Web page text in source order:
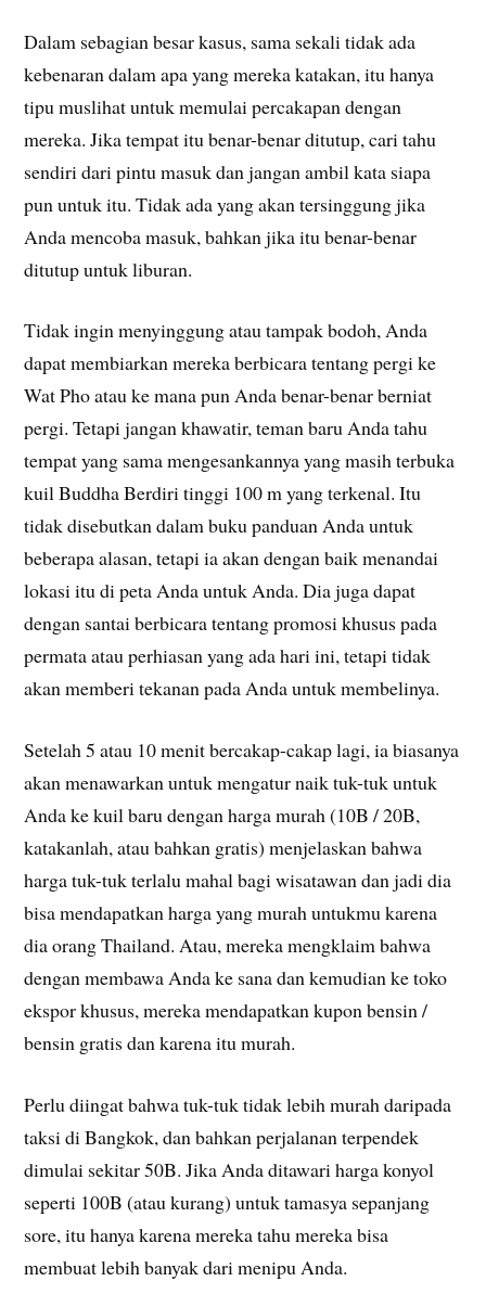
Dalam sebagian besar kasus, sama sekali tidak ada
kebenaran dalam apa yang mereka katakan, itu hanya
tipu muslihat untuk memulai percakapan dengan
mereka. Jika tempat itu benar-benar ditutup, cari tahu
sendiri dari pintu masuk dan jangan ambil kata siapa
pun untuk itu. Tidak ada yang akan tersinggung jika
Anda mencoba masuk, bahkan jika itu benar-benar
ditutup untuk liburan.
Tidak ingin menyinggung atau tampak bodoh, Anda
dapat membiarkan mereka berbicara tentang pergi ke
Wat Pho atau ke mana pun Anda benar-benar berniat
pergi. Tetapi jangan khawatir, teman baru Anda tahu
tempat yang sama mengesankannya yang masih terbuka
kuil Buddha Berdiri tinggi 100 m yang terkenal. Itu
tidak disebutkan dalam buku panduan Anda untuk
beberapa alasan, tetapi ia akan dengan baik menandai
lokasi itu di peta Anda untuk Anda. Dia juga dapat
dengan santai berbicara tentang promosi khusus pada
permata atau perhiasan yang ada hari ini, tetapi tidak
akan memberi tekanan pada Anda untuk membelinya.
Setelah 5 atau 10 menit bercakap-cakap lagi, ia biasanya
akan menawarkan untuk mengatur naik tuk-tuk untuk
Anda ke kuil baru dengan harga murah (10B / 20B,
katakanlah, atau bahkan gratis) menjelaskan bahwa
harga tuk-tuk terlalu mahal bagi wisatawan dan jadi dia
bisa mendapatkan harga yang murah untukmu karena
dia orang Thailand. Atau, mereka mengklaim bahwa
dengan membawa Anda ke sana dan kemudian ke toko
ekspor khusus, mereka mendapatkan kupon bensin /
bensin gratis dan karena itu murah.
Perlu diingat bahwa tuk-tuk tidak lebih murah daripada
taksi di Bangkok, dan bahkan perjalanan terpendek
dimulai sekitar 50B. Jika Anda ditawari harga konyol
seperti 100B (atau kurang) untuk tamasya sepanjang
sore, itu hanya karena mereka tahu mereka bisa
membuat lebih banyak dari menipu Anda.